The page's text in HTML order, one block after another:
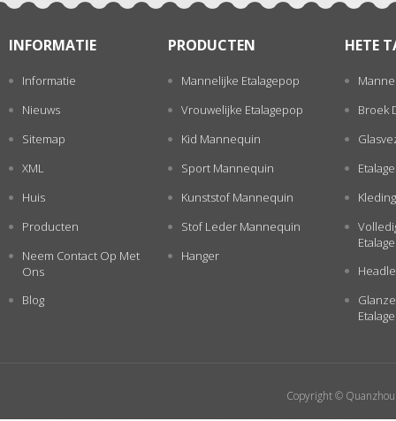
INFORMATIE
Informatie
Nieuws
Sitemap
XML
Huis
Producten
Neem Contact Op Met
Ons
Blog
PRODUCTEN
Mannelijke Etalagepop
Vrouwelijke Etalagepop
Kid Mannequin
Sport Mannequin
Kunststof Mannequin
Stof Leder Mannequin
Hanger
HETE
Broek
Copyright ©